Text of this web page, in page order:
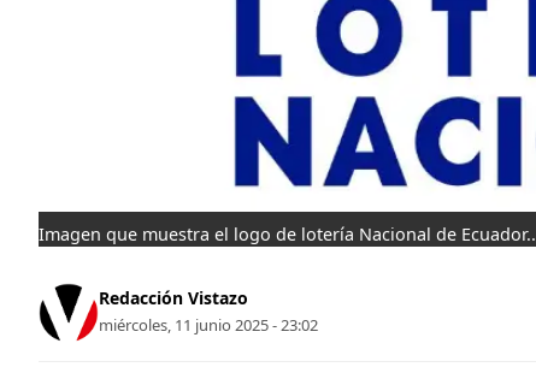
Imagen que muestra el logo de lotería Nacional de Ecuador..
Redacción Vistazo
miércoles, 11 junio 2025 - 23:02